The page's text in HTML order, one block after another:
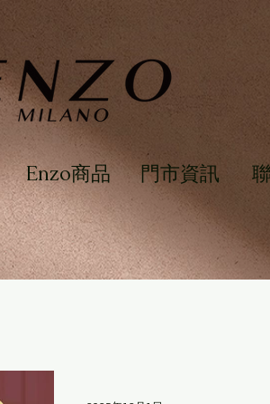
Enzo商品 門市資訊